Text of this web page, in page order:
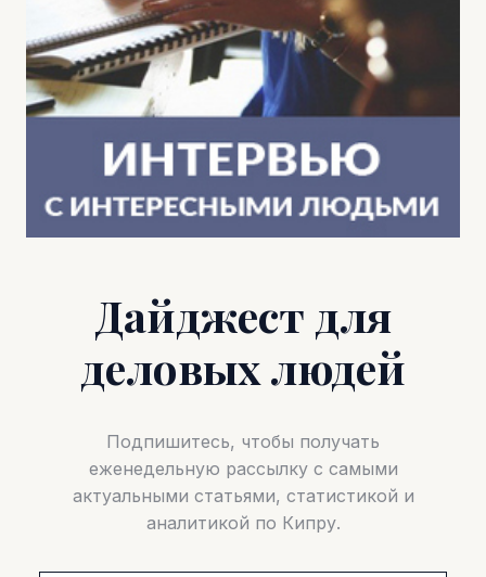
Дайджест для
деловых людей
Подпишитесь, чтобы получать
еженедельную рассылку с самыми
актуальными статьями, статистикой и
аналитикой по Кипру.